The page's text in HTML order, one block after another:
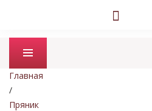
Главная
/
Пряник